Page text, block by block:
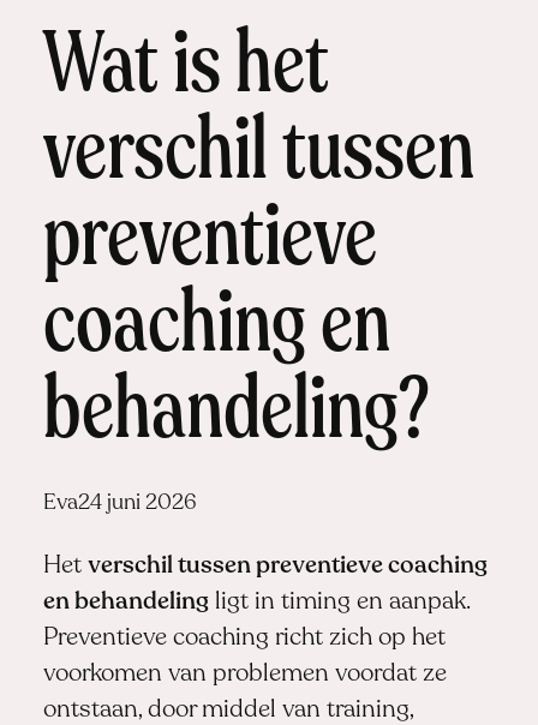
Wat is het
verschil tussen
preventieve
coaching en
behandeling?
Posted
Eva24 juni 2026
Het verschil tussen preventieve coaching
en behandelingligt in timing en aanpak.
Preventieve coaching richt zich op het
voorkomen van problemen voordat ze
ontstaan, door middel van training,